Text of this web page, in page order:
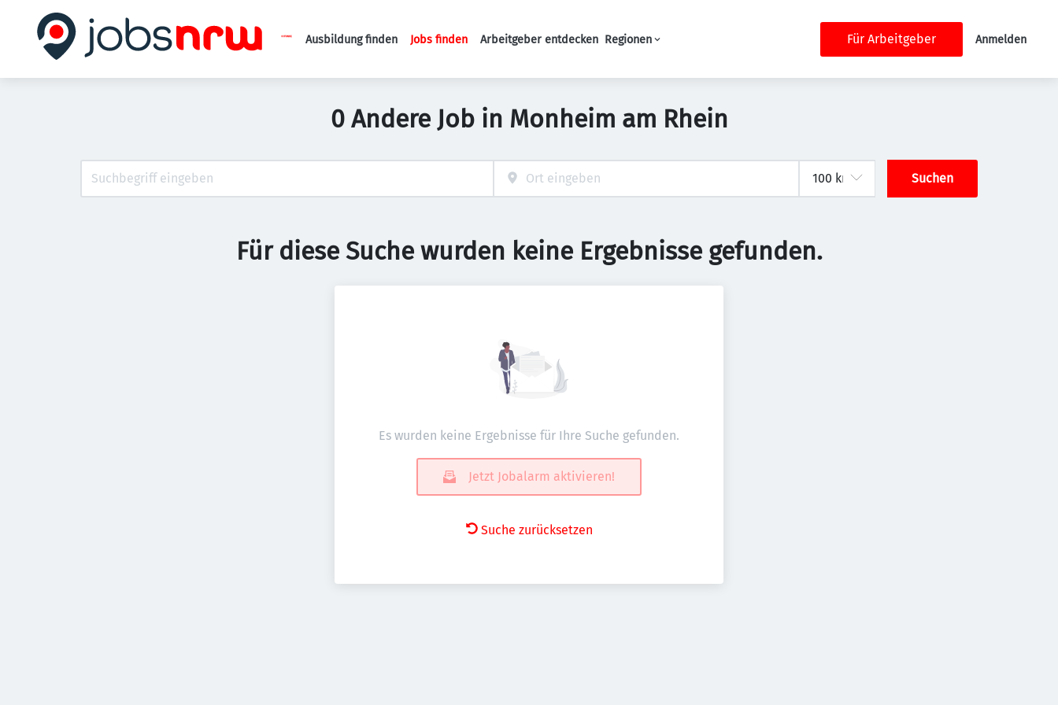
Haupt-Navigation
Ausbildung finden Jobs finden Arbeitgeber entdecken Regionen Für Arbeitgeber Anmelden
0 Andere Job in Monheim am Rhein
Suchen
Für diese Suche wurden keine Ergebnisse gefunden.
Es wurden keine Ergebnisse für Ihre Suche gefunden.
Jetzt Jobalarm aktivieren!
Suche zurücksetzen